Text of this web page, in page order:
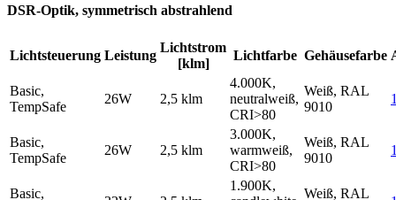
DSR-Optik, symmetrisch abstrahlend
Lichtsteuerung Leistung
Lichtstrom
[klm]
Lichtfarbe Gehäusefarbe
Basic,
TempSafe
26W 2,5 klm
4.000K,
neutralweiß,
CRI>80
Weiß, RAL
9010
Basic,
TempSafe
26W 2,5 klm
3.000K,
warmweiß,
CRI>80
Weiß, RAL
9010
Basic,
1.900K,
Weiß, RAL